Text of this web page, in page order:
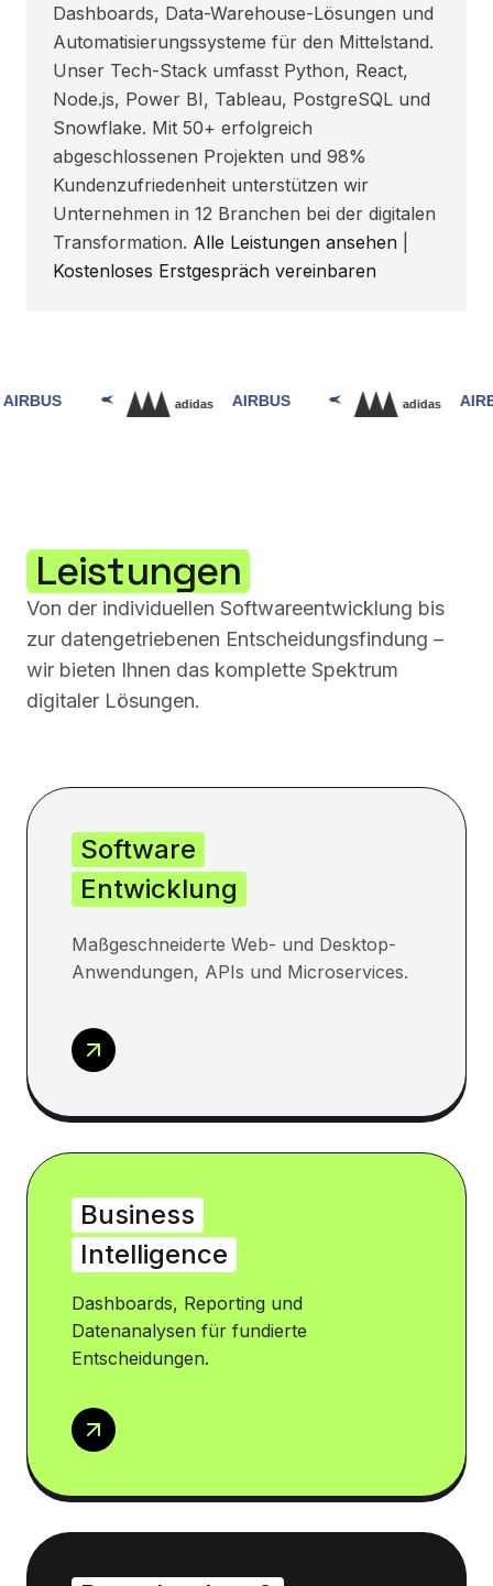
Dashboards, Data-Warehouse-Lösungen und
Automatisierungssysteme für den Mittelstand.
Unser Tech-Stack umfasst Python, React,
Node.js, Power BI, Tableau, PostgreSQL und
Snowflake. Mit 50+ erfolgreich
abgeschlossenen Projekten und 98%
Kundenzufriedenheit unterstützen wir
Unternehmen in 12 Branchen bei der digitalen
Transformation. Alle Leistungen ansehen
Kostenloses Erstgespräch vereinbaren
Leistungen
Von der individuellen Softwareentwicklung bis
zur datengetriebenen Entscheidungsfindung –
wir bieten Ihnen das komplette Spektrum
digitaler Lösungen.
Software
Entwicklung
Maßgeschneiderte Web- und Desktop-
Anwendungen, APIs und Microservices.
Business
Intelligence
Dashboards, Reporting und
Datenanalysen für fundierte
Entscheidungen.